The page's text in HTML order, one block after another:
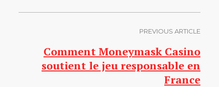
PREVIOUS ARTICLE
Comment Moneymask Casino
soutient le jeu responsable en
France